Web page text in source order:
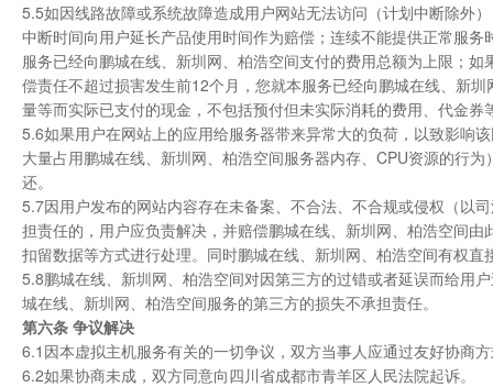
5.5如因线路故障或系统故障造成用户网站无法访问（计划中断除外
中断时间向用户延长产品使用时间作为赔偿；连续不能提供正常服
服务已经向鹏城在线、新圳网、柏浩空间支付的费用总额为上限；
偿责任不超过损害发生前12个月，您就本服务已经向鹏城在线、新
量等而实际已支付的现金，不包括预付但未实际消耗的费用、代金券
5.6如果用户在网站上的应用给服务器带来异常大的负荷，以致影响
大量占用鹏城在线、新圳网、柏浩空间服务器内存、CPU资源的行
还。
5.7因用户发布的网站内容存在未备案、不合法、不合规或侵权（以
担责任的，用户应负责解决，并赔偿鹏城在线、新圳网、柏浩空间
扣留数据等方式进行处理。同时鹏城在线、新圳网、柏浩空间有权
5.8鹏城在线、新圳网、柏浩空间对因第三方的过错或者延误而给用
城在线、新圳网、柏浩空间服务的第三方的损失不承担责任。
第六条 争议解决
6.1因本虚拟主机服务有关的一切争议，双方当事人应通过友好协商
6.2如果协商未成，双方同意向四川省成都市青羊区人民法院起诉。